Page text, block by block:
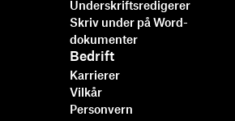
Underskriftsredigerer
Skriv under på Word-
dokumenter
Bedrift
Karrierer
Vilkår
Personvern